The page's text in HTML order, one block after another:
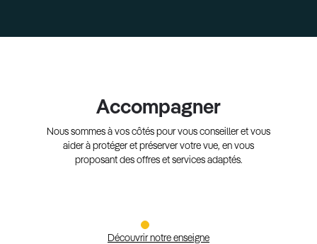
Accompagner
Nous sommes à vos côtés pour vous conseiller et vous
aider à protéger et préserver votre vue, en vous
proposant des offres et services adaptés.
Découvrir notre enseigne